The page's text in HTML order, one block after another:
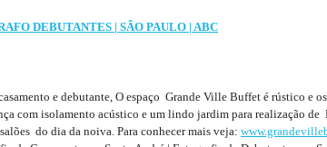
DEBUTANTES | SÃO PAULO | ABC
e debutante, O espaço Grande Ville Buffet é rústico e
com isolamento acústico e um lindo jardim para realização
do dia da noiva. Para conhecer mais veja: